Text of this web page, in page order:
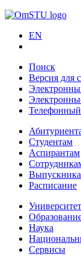
EN
Поиск
Версия для
Студентам
Аспирантам
Расписание
Университет
Наука
Сервисы